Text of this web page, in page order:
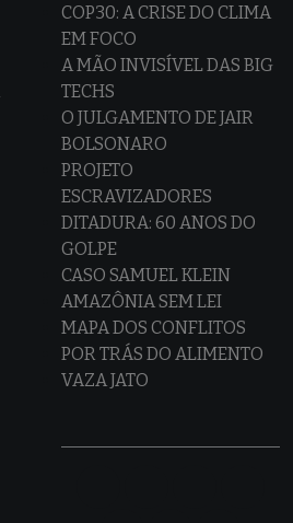
COP30: A CRISE DO CLIMA
EM FOCO
A MÃO INVISÍVEL DAS BIG
TECHS
O JULGAMENTO DE JAIR
BOLSONARO
PROJETO
ESCRAVIZADORES
DITADURA: 60 ANOS DO
GOLPE
CASO SAMUEL KLEIN
AMAZÔNIA SEM LEI
MAPA DOS CONFLITOS
POR TRÁS DO ALIMENTO
VAZA JATO